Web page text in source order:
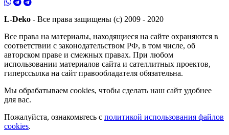
L-Deko - Все права защищены (c) 2009 - 2020
Все права на материалы, находящиеся на сайте охраняются в
соответствии с законодательством РФ, в том числе, об
авторском праве и смежных правах. При любом
использовании материалов сайта и сателлитных проектов,
гиперссылка на сайт правообладателя обязательна.
Мы обрабатываем cookies, чтобы сделать наш сайт удобнее
для вас.
Пожалуйста, ознакомьтесь с политикой использования файлов
cookies.